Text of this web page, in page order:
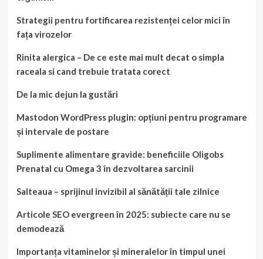
Strategii pentru fortificarea rezistenței celor mici în
fața virozelor
Rinita alergica – De ce este mai mult decat o simpla
raceala si cand trebuie tratata corect
De la mic dejun la gustări
Mastodon WordPress plugin: opțiuni pentru programare
și intervale de postare
Suplimente alimentare gravide: beneficiile Oligobs
Prenatal cu Omega 3 în dezvoltarea sarcinii
Salteaua – sprijinul invizibil al sănătății tale zilnice
Articole SEO evergreen în 2025: subiecte care nu se
demodează
Importanța vitaminelor și mineralelor în timpul unei